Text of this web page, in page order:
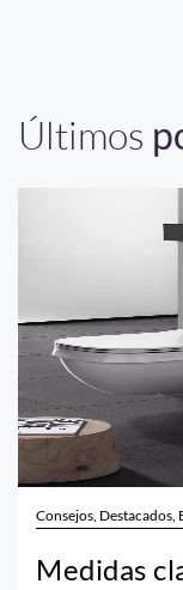
Últimos
Consejos, Destacados,
Medidas